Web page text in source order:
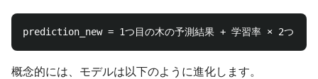
概念的には、モデルは以下のように進化します。